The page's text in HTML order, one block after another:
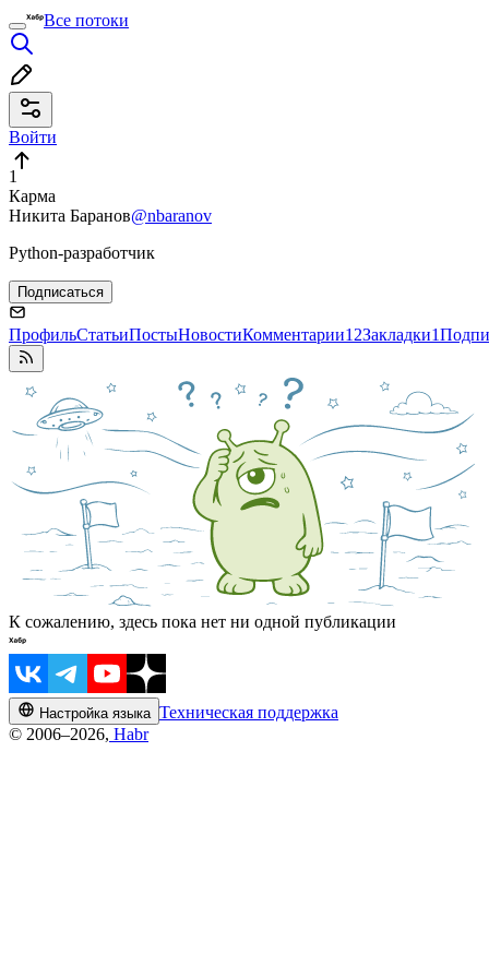
Все потоки
Войти
1
Карма
Никита Баранов@nbaranov
Python-разработчик
Подписаться
ПрофильСтатьиПостыНовостиКомментарии12Закладки1
К сожалению, здесь пока нет ни одной публикации
Настройка языка Техническая поддержка
© 2006–2026, Habr